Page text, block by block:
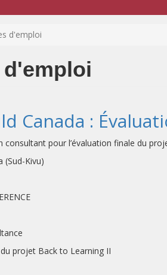
d'emploi
Canada :
consultant pour l’évaluation finale du
(Sud-Kivu)
projet Back to Learning II